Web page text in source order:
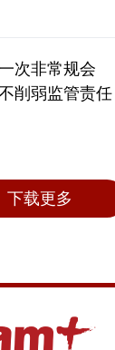
次非常规会
削弱监管责任
下载更多